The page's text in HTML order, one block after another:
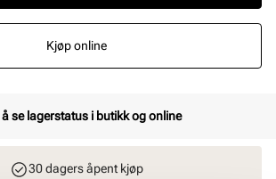
Kjøp online
se lagerstatus i butikk og online
30 dagers åpent kjøp